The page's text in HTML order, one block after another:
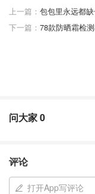
产品设计
上一篇：
下一篇： 78款防晒霜检
问大家0
评论
打开App写评论